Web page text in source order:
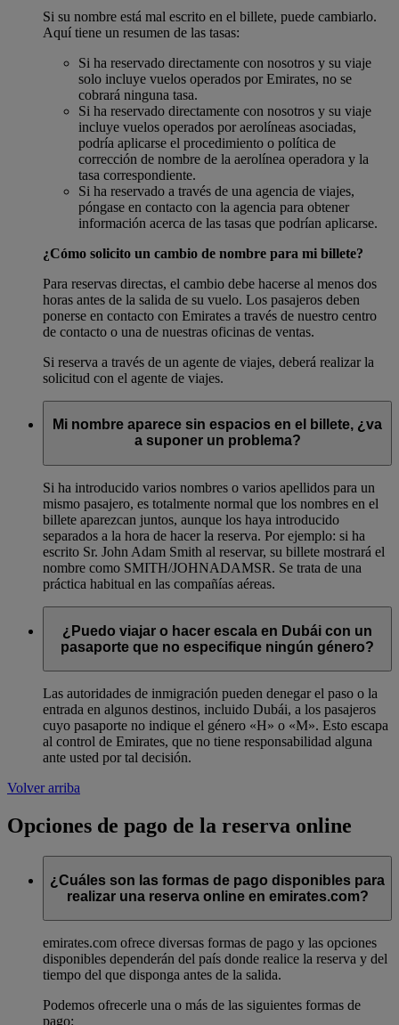
Si su nombre está mal escrito en el billete, puede cambiarlo.
Aquí tiene un resumen de las tasas:
Si ha reservado directamente con nosotros y su viaje
solo incluye vuelos operados por Emirates, no se
cobrará ninguna tasa.
Si ha reservado directamente con nosotros y su viaje
incluye vuelos operados por aerolíneas asociadas,
podría aplicarse el procedimiento o política de
corrección de nombre de la aerolínea operadora y la
tasa correspondiente.
Si ha reservado a través de una agencia de viajes,
póngase en contacto con la agencia para obtener
información acerca de las tasas que podrían aplicarse.
¿Cómo solicito un cambio de nombre para mi billete?
Para reservas directas, el cambio debe hacerse al menos dos
horas antes de la salida de su vuelo. Los pasajeros deben
ponerse en contacto con Emirates a través de nuestro centro
de contacto o una de nuestras oficinas de ventas.
Si reserva a través de un agente de viajes, deberá realizar la
solicitud con el agente de viajes.
Mi nombre aparece sin espacios en el billete, ¿va
a suponer un problema?
Si ha introducido varios nombres o varios apellidos para un
mismo pasajero, es totalmente normal que los nombres en el
billete aparezcan juntos, aunque los haya introducido
separados a la hora de hacer la reserva. Por ejemplo: si ha
escrito Sr. John Adam Smith al reservar, su billete mostrará el
nombre como SMITH/JOHNADAMSR. Se trata de una
práctica habitual en las compañías aéreas.
¿Puedo viajar o hacer escala en Dubái con un
pasaporte que no especifique ningún género?
Las autoridades de inmigración pueden denegar el paso o la
entrada en algunos destinos, incluido Dubái, a los pasajeros
cuyo pasaporte no indique el género «H» o «M». Esto escapa
al control de Emirates, que no tiene responsabilidad alguna
ante usted por tal decisión.
Volver arriba
Opciones de pago de la reserva online
¿Cuáles son las formas de pago disponibles para
realizar una reserva online en emirates.com?
emirates.com ofrece diversas formas de pago y las opciones
disponibles dependerán del país donde realice la reserva y del
tiempo del que disponga antes de la salida.
Podemos ofrecerle una o más de las siguientes formas de
pago: